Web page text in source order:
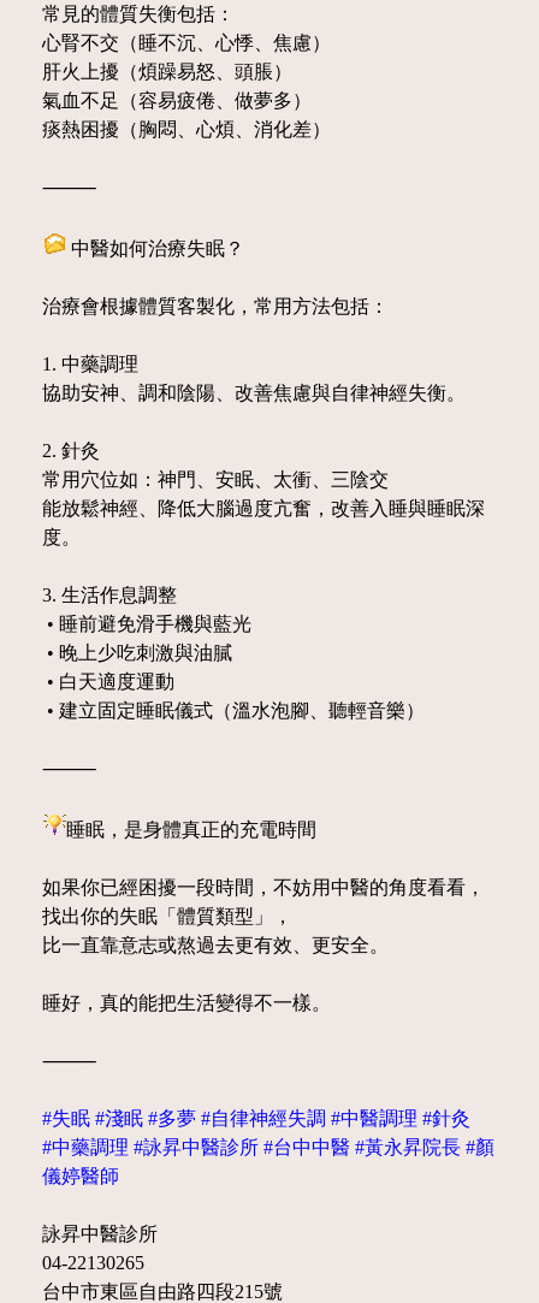
常見的體質失衡包括：
心腎不交（睡不沉、心悸、焦慮）
肝火上擾（煩躁易怒、頭脹）
氣血不足（容易疲倦、做夢多）
痰熱困擾（胸悶、心煩、消化差）
⸻
中醫如何治療失眠？
治療會根據體質客製化，常用方法包括：
1. 中藥調理
協助安神、調和陰陽、改善焦慮與自律神經失衡。
2. 針灸
常用穴位如：神門、安眠、太衝、三陰交
能放鬆神經、降低大腦過度亢奮，改善入睡與睡眠深
度。
3. 生活作息調整
• 睡前避免滑手機與藍光
• 晚上少吃刺激與油膩
• 白天適度運動
• 建立固定睡眠儀式（溫水泡腳、聽輕音樂）
⸻
睡眠，是身體真正的充電時間
如果你已經困擾一段時間，不妨用中醫的角度看看，
找出你的失眠「體質類型」，
比一直靠意志或熬過去更有效、更安全。
睡好，真的能把生活變得不一樣。
⸻
#失眠 #淺眠 #多夢 #自律神經失調 #中醫調理 #針灸
#中藥調理 #詠昇中醫診所 #台中中醫 #黃永昇院長 #顏
儀婷醫師
詠昇中醫診所
04-22130265
台中市東區自由路四段215號